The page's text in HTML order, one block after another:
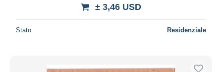
± 3,46 USD
Stato Residenziale